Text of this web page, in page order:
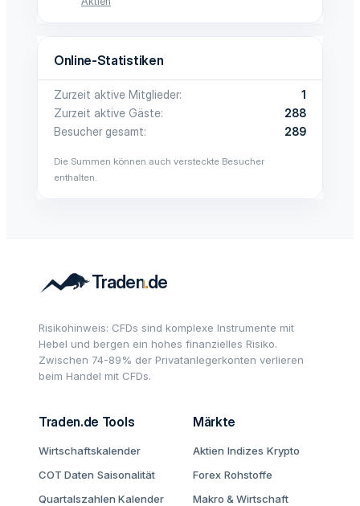
Online-Statistiken
Zurzeit aktive Mitglieder
1
Zurzeit aktive Gäste
288
Besucher gesamt
289
Die Summen können auch versteckte Besucher
enthalten.
Risikohinweis: CFDs sind komplexe Instrumente mit
Hebel und bergen ein hohes finanzielles Risiko.
Zwischen 74-89% der Privatanlegerkonten verlieren
beim Handel mit CFDs.
Traden.de Tools
Wirtschaftskalender
COT Daten Saisonalität
Quartalszahlen Kalender
Märkte
Aktien Indizes Krypto
Forex Rohstoffe
Makro & Wirtschaft